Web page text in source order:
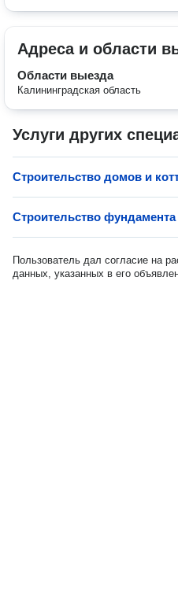
Адреса и области
Области выезда
Калининградская область
Услуги других
Строительство домов и
Строительство фундамента
Пользователь дал согласие на
данных, указанных в его